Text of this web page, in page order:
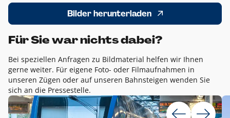
Bilder herunterladen
Für Sie war nichts dabei?
Bei speziellen Anfragen zu Bildmaterial helfen wir Ihnen
gerne weiter. Für eigene Foto- oder Filmaufnahmen in
unseren Zügen oder auf unseren Bahnsteigen wenden Sie
sich an die Pressestelle.